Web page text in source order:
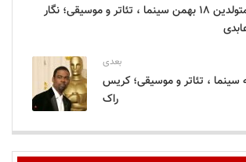
متولدین ۱۸ بهمن سینما ، تئاتر و موسیقی؛ نگار
بعدی
۷ فوریه سینما ، تئاتر و موسیقی؛ کریس
راک